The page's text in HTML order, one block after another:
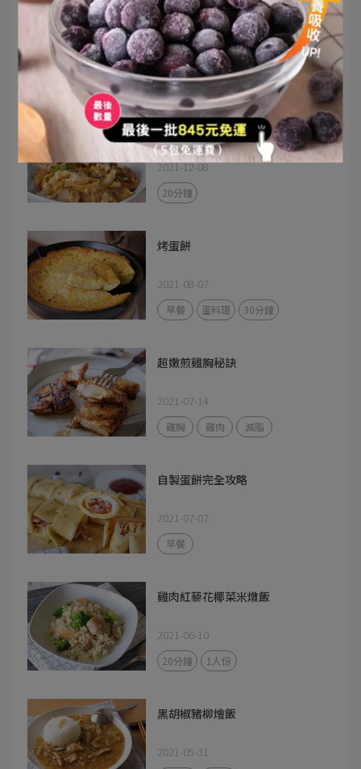
雞肉咖哩烏龍麵
2021-12-09
20分鐘 1人份
親子丼
2021-12-08
20分鐘
烤蛋餅
2021-08-07
早餐 蛋料理 30分鐘
超嫩煎雞胸秘訣
2021-07-14
雞胸 雞肉 減脂
自製蛋餅完全攻略
2021-07-07
早餐
雞肉紅藜花椰菜米燉飯
2021-06-10
20分鐘 1人份
黑胡椒豬柳燴飯
2021-05-31